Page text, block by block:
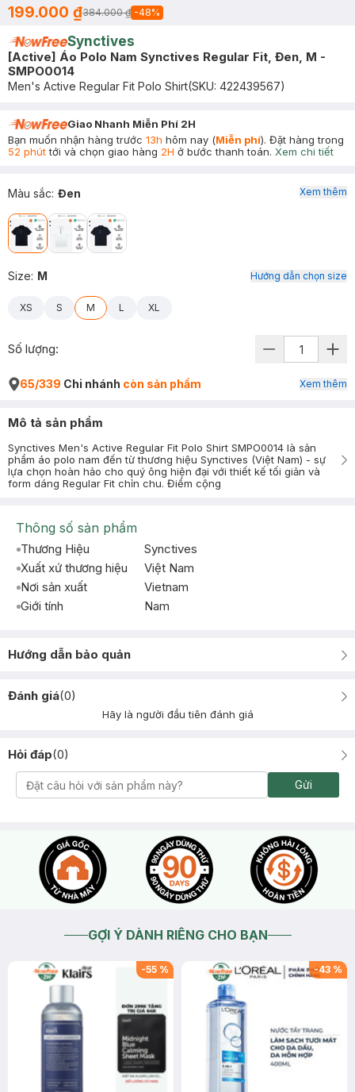
199.000 ₫384.000 ₫ -48%
Synctives
[Active] Áo Polo Nam Synctives Regular Fit, Đen, M -
SMPO0014
Men's Active Regular Fit Polo Shirt(SKU: 422439567)
Giao Nhanh Miễn Phí 2H
Bạn muốn nhận hàng trước 13h hôm nay (Miễn phí). Đặt hàng trong
52 phúttới và chọn giao hàng 2H ở bước thanh toán. Xem chi tiết
Màu sắc: Đen
Size: M Hướng dẫn chọn size
XS S M L XL
Xem thêm
Số lượng:
65/339 Chi nhánh còn sản phẩm Xem thêm
Mô tả sản phẩm
Synctives Men's Active Regular Fit Polo Shirt SMPO0014 là sản
phẩm áo polo nam đến từ thương hiệu Synctives (Việt Nam) - sự
lựa chọn hoàn hảo cho quý ông hiện đại với thiết kế tối giản và
form dáng Regular Fit chỉn chu. Điểm cộng
Thông số sản phẩm
Thương Hiệu
Synctives
Xuất xứ thương hiệu
Việt Nam
Nơi sản xuất
Vietnam
Giới tính
Nam
Hướng dẫn bảo quản
Đánh giá(0)
Hãy là người đầu tiên đánh giá
Hỏi đáp(0)
Gửi
GỢI Ý DÀNH RIÊNG CHO BẠN
-55 % -43 %